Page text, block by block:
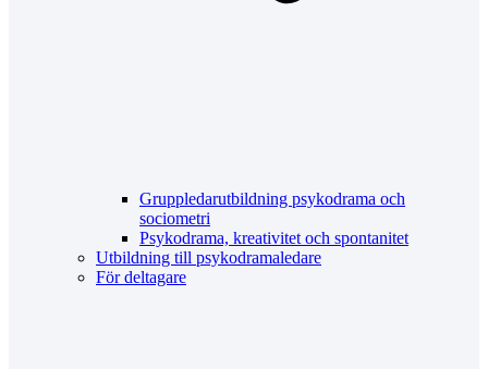
Gruppledarutbildning psykodrama och
sociometri
Psykodrama, kreativitet och spontanitet
Utbildning till psykodramaledare
För deltagare